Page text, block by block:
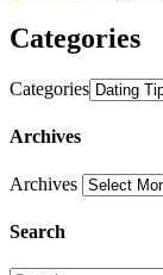
Categories
Categories
Archives
Archives
Search